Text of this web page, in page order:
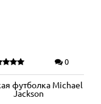
0
футболка Michael
Jackson